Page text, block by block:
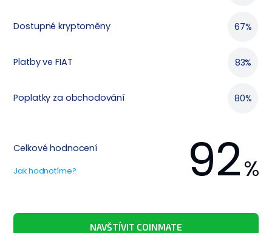
Dostupné kryptoměny 67%
Platby ve FIAT 83%
Poplatky za obchodování 80%
Celkové hodnocení
Jak hodnotíme? 92%
NAVŠTÍVIT COINMATE